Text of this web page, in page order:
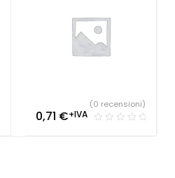
0,71 €+IVA
(0 recensioni)